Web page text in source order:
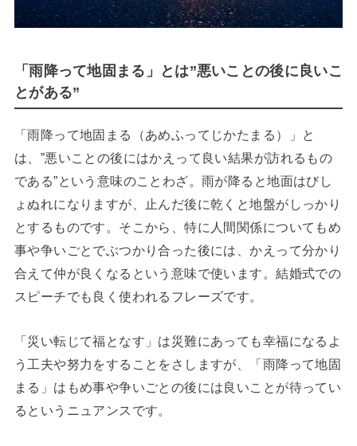
「雨降って地固まる」とは”悪いことの後に良いこ
とがある”
「雨降って地固まる（あめふってじかたまる）」と
は、”悪いことの後にはかえって良い結果が訪れるもの
である”という意味のことわざ。雨が降ると地面はびし
ょぬれになりますが、止んだ後に乾くと地盤がしっかり
とするものです。そこから、特に人間関係についてもめ
事や争いごとでぶつかり合った後には、かえって分かり
合えて仲が良くなるという意味で使います。結婚式での
スピーチでも良く使われるフレーズです。
「災い転じて福となす」は災難にあっても幸福になるよ
う工夫や努力をすることをさしますが、「雨降って地固
まる」はもめ事や争いごとの後には良いことが待ってい
るというニュアンスです。